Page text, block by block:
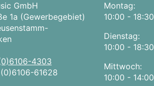
GmbH
1a (Gewerbegebiet)
4303
61628
Montag:
10:00 - 18:30
Dienstag:
10:00 - 18:30
Mittwoch:
10:00 - 14:00